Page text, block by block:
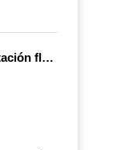
"Coheté": ¡Levitación flamígera!